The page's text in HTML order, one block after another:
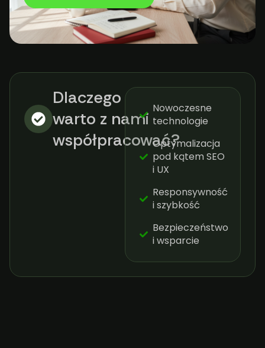
Dlaczego
warto z nami
współpracować?​
Nowoczesne
technologie
Optymalizacja
pod kątem SEO
i UX
Responsywność
i szybkość
Bezpieczeństwo
i wsparcie